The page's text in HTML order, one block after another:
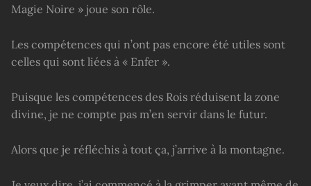
Magie Noire » joue son rôle.
Les compétences qui n’ont pas encore été utiles sont
celles qui sont liées à « Enfer ».
Puisque les compétences des Rois réduisent la zone
divine, je ne compte pas m’en servir dans le futur.
Alors que je réfléchis à tout ça, j’arrive à la montagne.